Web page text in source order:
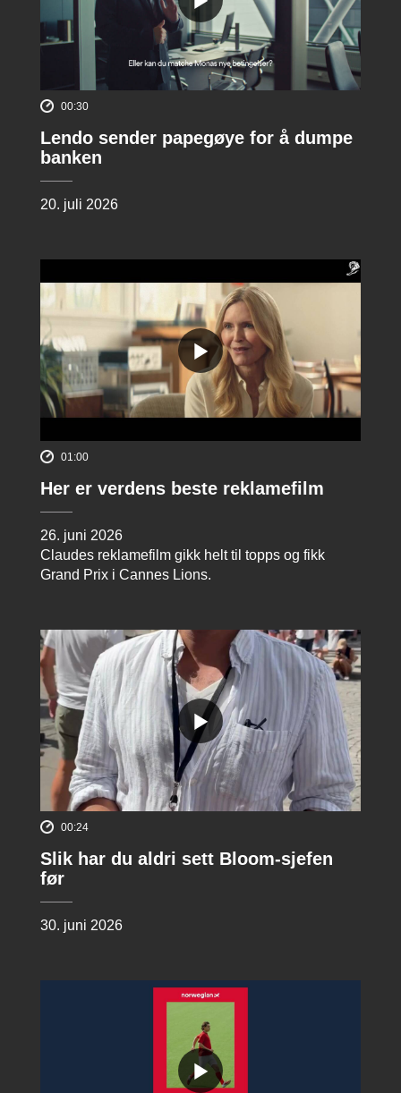
00:30
Lendo sender papegøye for å dumpe
banken
20. juli 2026
01:00
Her er verdens beste reklamefilm
26. juni 2026
Claudes reklamefilm gikk helt til topps og fikk
Grand Prix i Cannes Lions.
00:24
Slik har du aldri sett Bloom-sjefen
før
30. juni 2026